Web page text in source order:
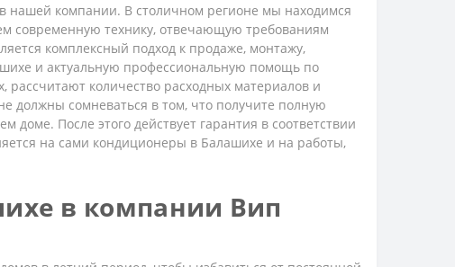
компании. В столичном регионе мы находимся
современную технику, отвечающую требованиям
комплексный подход к продаже, монтажу,
и актуальную профессиональную помощь по
рассчитают количество расходных материалов и
должны сомневаться в том, что получите полную
доме. После этого действует гарантия в соответствии
на сами кондиционеры в Балашихе и на работы,
в компании Вип